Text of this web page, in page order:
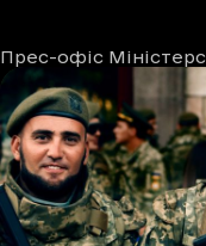
Автори
Прес-офіс
Дата та час